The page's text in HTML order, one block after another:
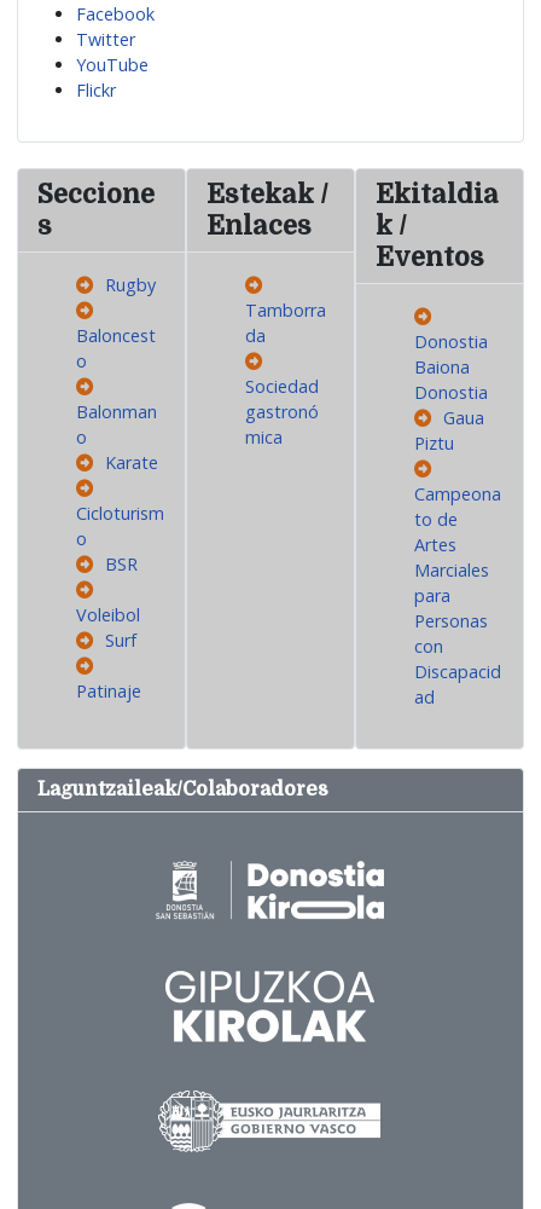
Facebook
Twitter
YouTube
Flickr
Seccione
s
Rugby
Baloncest
o
Balonman
o
Karate
Cicloturism
o
BSR
Voleibol
Surf
Patinaje
Estekak /
Enlaces
Tamborra
da
Sociedad
gastronó
mica
Ekitaldia
k /
Eventos
Donostia
Baiona
Donostia
Gaua
Piztu
Campeona
to de
Artes
Marciales
para
Personas
con
Discapacid
ad
Laguntzaileak/Colaboradores